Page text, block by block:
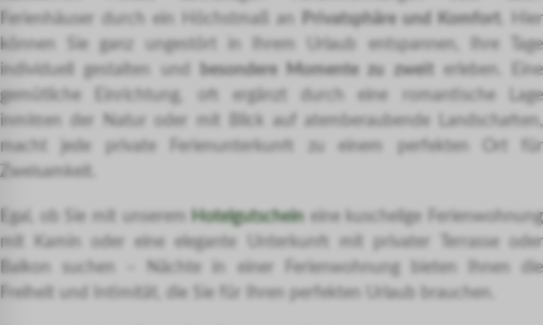
Ferienhäuser durch ein Höchstmaß an
Privatsphäre und Komfort
. Hier
können Sie ganz ungestört in Ihrem Urlaub entspannen, Ihre Tage
individuell gestalten und
besondere Momente zu zweit
erleben. Eine
gemütliche Einrichtung, oft ergänzt durch eine romantische Lage
inmitten der Natur oder mit Blick auf atemberaubende Landschaften,
macht jede private Ferienunterkunft zu einem perfekten Ort für
Zweisamkeit.
Egal, ob Sie mit unserem Hotelgutschein
eine kuschelige Ferienwohnung
mit Kamin oder eine elegante Unterkunft mit privater Terrasse oder
Balkon suchen – Nächte in einer Ferienwohnung bieten Ihnen die
Freiheit und Intimität, die Sie für Ihren perfekten Urlaub brauchen.